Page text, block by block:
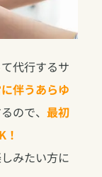
代行するサ
伴うあらゆ
ので、最初
みたい方に